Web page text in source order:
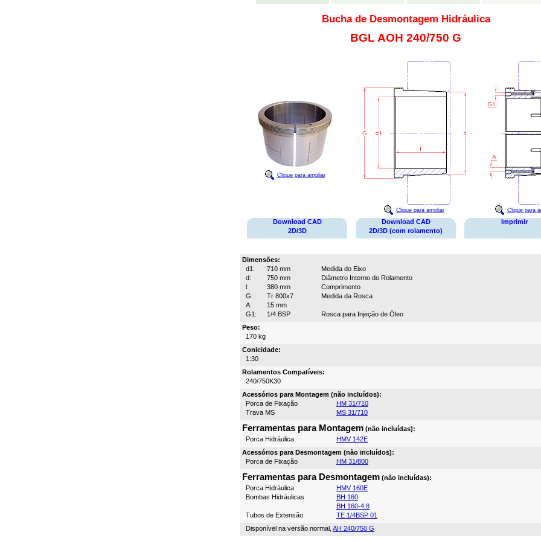
Bucha de Desmontagem Hidráulica
BGL AOH 240/750 G
Clique para ampliar
Clique para ampliar Clique para
Download CAD
2D/3D
Download CAD
2D/3D (com rolamento)
Imprimir
Dimensões:
d1:
710 mm
Medida do Eixo
d:
750 mm
Diâmetro Interno do Rolamento
l:
380 mm
Comprimento
G:
Tr 800x7
Medida da Rosca
A:
15 mm
G1:
1/4 BSP
Rosca para Injeção de Óleo
Peso:
170 kg
Conicidade:
1:30
Rolamentos Compatíveis:
240/750K30
Acessórios para Montagem (não incluídos):
Porca de Fixação
HM 31/710
Trava MS
MS 31/710
Ferramentas para Montagem (não incluídas):
Porca Hidráulica
HMV 142E
Acessórios para Desmontagem (não incluídos):
Porca de Fixação
HM 31/800
Ferramentas para Desmontagem (não incluídas):
Porca Hidráulica
HMV 160E
Bombas Hidráulicas
BH 160
BH 160-4.8
Tubos de Extensão
TE 1/4BSP 01
Disponível na versão normal, AH 240/750 G